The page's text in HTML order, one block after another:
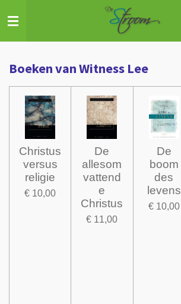
direct
naar
hoofdinhoud
Boeken van Witness Lee
Christus
versus
religie
€ 10,00
De
allesom
vattend
e
Christus
€ 11,00
De
boom
des
levens
€ 10,00